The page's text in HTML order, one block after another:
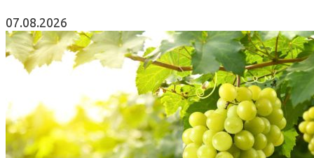
07.08.2026